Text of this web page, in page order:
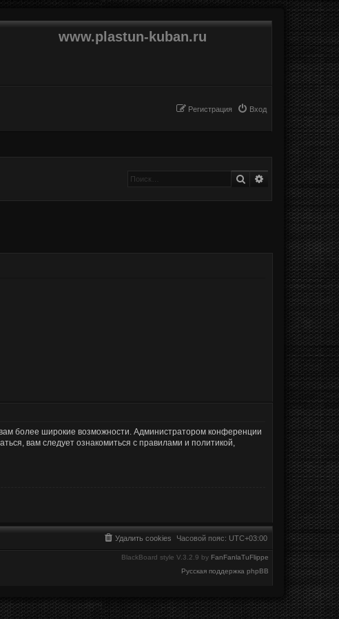
www.plastun-kuban.ru
Вход
Регистрация
Поиск Расширенный
более широкие возможности. Администратором конференции
вам следует ознакомиться с правилами и политикой,
Часовой пояс: UTC+03:00
Удалить cookies
BlackBoard style V.3.2.9 by FanFanlaTuFlippe
Русская поддержка phpBB